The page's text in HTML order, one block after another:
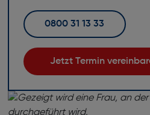
0800 31 13 33
Jetzt Termin